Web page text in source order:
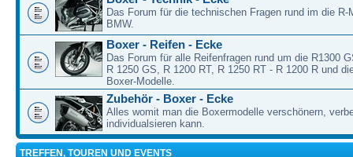
Das Forum für die technischen Fragen rund im die R-
BMW.
Boxer - Reifen - Ecke
Das Forum für alle Reifenfragen rund um die R1300
R 1250 GS, R 1200 RT, R 1250 RT - R 1200 R und
Boxer-Modelle.
Zubehör - Boxer - Ecke
Alles womit man die Boxermodelle verschönern,
individualsieren kann.
TREFFEN, TOUREN UND EVENTS